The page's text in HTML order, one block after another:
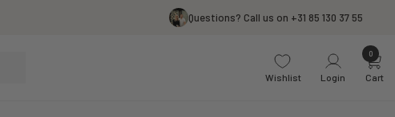
Questions? Call us on +31 85 130 37 55
Wishlist Login Cart
0